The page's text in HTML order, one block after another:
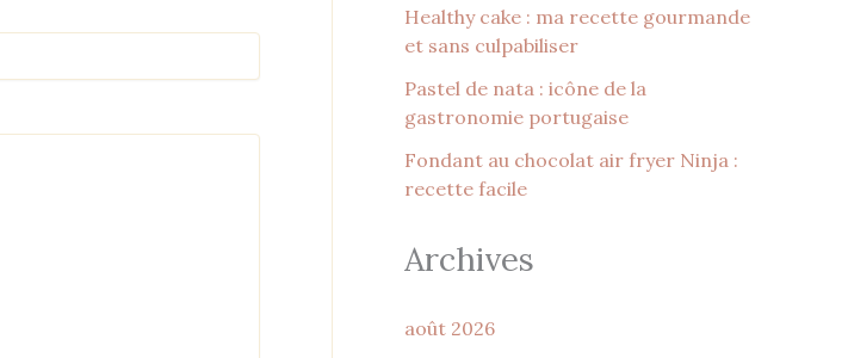
Healthy cake : ma recette gourmande
et sans culpabiliser
Pastel de nata : icône de la
gastronomie portugaise
Fondant au chocolat air fryer Ninja :
recette facile
Archives
août 2026